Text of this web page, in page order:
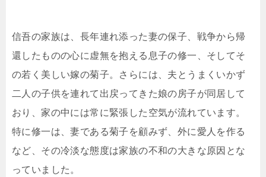
信吾の家族は、長年連れ添った妻の保子、戦争から帰
還したものの心に虚無を抱える息子の修一、そしてそ
の若く美しい嫁の菊子。さらには、夫とうまくいかず
二人の子供を連れて出戻ってきた娘の房子が同居して
おり、家の中には常に緊張した空気が流れています。
特に修一は、妻である菊子を顧みず、外に愛人を作る
など、その冷淡な態度は家族の不和の大きな原因とな
っていました。